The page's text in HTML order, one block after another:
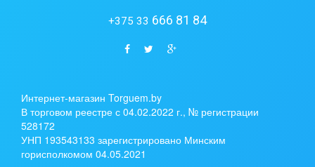
+375 33 666 81 84
Интернет-магазин Torguem.by
В торговом реестре с 04.02.2022 г., № регистрации
528172
УНП 193543133 зарегистрировано Минским
горисполкомом 04.05.2021